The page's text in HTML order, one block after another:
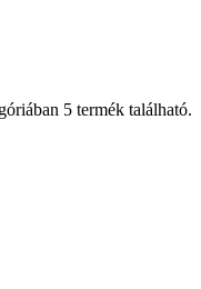
5 termék található.